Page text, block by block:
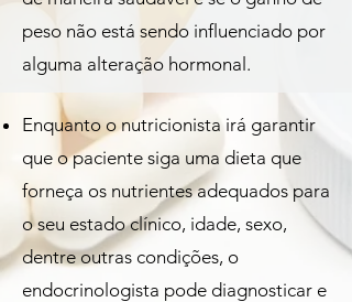
peso não está sendo influenciado por
alguma alteração hormonal.
Enquanto o nutricionista irá garantir
que o paciente siga uma dieta que
forneça os nutrientes adequados para
o seu estado clínico, idade, sexo,
dentre outras condições, o
endocrinologista pode diagnosticar e